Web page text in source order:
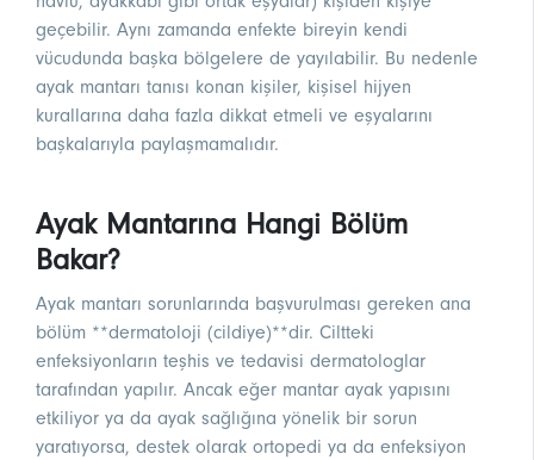
geçebilir. Aynı zamanda enfekte bireyin kendi
vücudunda başka bölgelere de yayılabilir. Bu nedenle
ayak mantarı tanısı konan kişiler, kişisel hijyen
kurallarına daha fazla dikkat etmeli ve eşyalarını
başkalarıyla paylaşmamalıdır.
Ayak Mantarına Hangi Bölüm
Bakar?
Ayak mantarı sorunlarında başvurulması gereken ana
bölüm **dermatoloji (cildiye)**dir. Ciltteki
enfeksiyonların teşhis ve tedavisi dermatologlar
tarafından yapılır. Ancak eğer mantar ayak yapısını
etkiliyor ya da ayak sağlığına yönelik bir sorun
yaratıyorsa, destek olarak ortopedi ya da enfeksiyon